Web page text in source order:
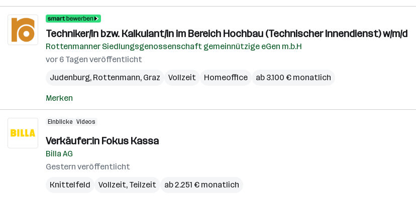
Techniker/in bzw. Kalkulant/in im Bereich Hochbau (Technischer Innendienst) w/m/d
Rottenmanner Siedlungsgenossenschaft gemeinnützige eGen m.b.H
vor 6 Tagen veröffentlicht
Judenburg, Rottenmann, Graz Vollzeit Homeoffice ab 3.100 € monatlich
Merken
Einblicke Videos
Verkäufer:in Fokus Kassa
Billa AG
Gestern veröffentlicht
Knittelfeld
Vollzeit, Teilzeit ab 2.251 € monatlich